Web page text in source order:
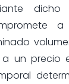
un precio